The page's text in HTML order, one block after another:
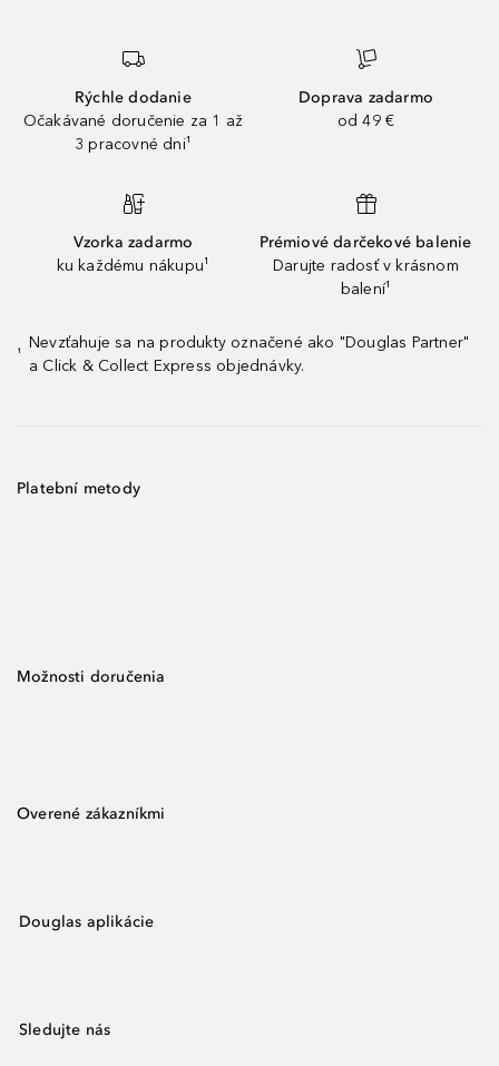
Rýchle dodanie
Očakávané doručenie za 1 až
3 pracovné dni¹
Doprava zadarmo
od 49 €
Vzorka zadarmo
ku každému nákupu¹
Prémiové darčekové balenie
Darujte radosť v krásnom
balení¹
¹
Nevzťahuje sa na produkty označené ako "Douglas Partner"
a Click & Collect Express objednávky.
Platební metody
Možnosti doručenia
Overené zákazníkmi
Douglas aplikácie
Sledujte nás